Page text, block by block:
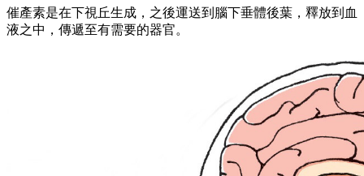
催產素是在下視丘生成，之後運送到腦下垂體後葉，釋放到血
液之中，傳遞至有需要的器官。